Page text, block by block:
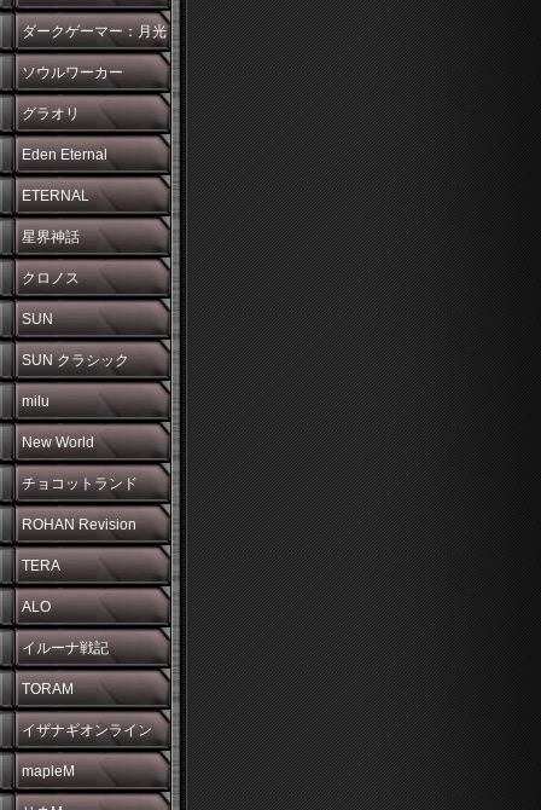
ダークゲーマー：月光
彫刻師
ソウルワーカー
グラオリ
Eden Eternal
ETERNAL
星界神話
クロノス
SUN
SUN クラシック
milu
New World
チョコットランド
ROHAN Revision
TERA
ALO
イルーナ戦記
TORAM
イザナギオンライン
mapleM